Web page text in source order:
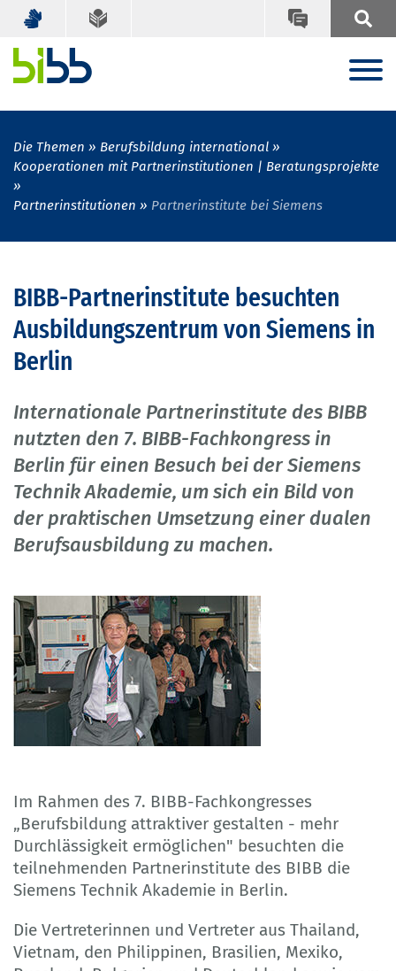
Die Themen
Berufsbildung international
Kooperationen mit Partnerinstitutionen | Beratungsprojekte
Partnerinstitutionen Partnerinstitute bei Siemens
BIBB-Partnerinstitute besuchten
Ausbildungszentrum von Siemens in
Berlin
Internationale Partnerinstitute des BIBB
nutzten den 7. BIBB-Fachkongress in
Berlin für einen Besuch bei der Siemens
Technik Akademie, um sich ein Bild von
der praktischen Umsetzung einer dualen
Berufsausbildung zu machen.
Im Rahmen des 7. BIBB-Fachkongresses
„Berufsbildung attraktiver gestalten - mehr
Durchlässigkeit ermöglichen" besuchten die
teilnehmenden Partnerinstitute des BIBB die
Siemens Technik Akademie in Berlin.
Die Vertreterinnen und Vertreter aus Thailand,
Vietnam, den Philippinen, Brasilien, Mexiko,